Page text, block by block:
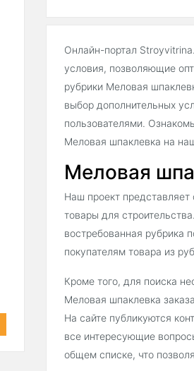
Онлайн-портал
условия, позволяющие
рубрики Меловая
выбор дополнительных
пользователями.
Меловая шпаклевка на
Меловая
Наш проект
товары для
востребованная рубрика
покупателям товара из
Кроме того, для поиска
Меловая шпаклевка
На сайте публикуются
все интересующие
общем списке, что